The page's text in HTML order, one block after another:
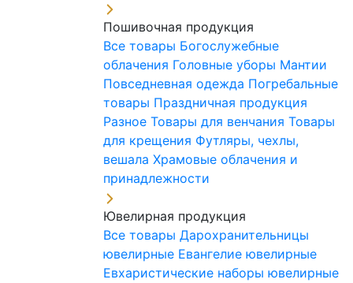
Пошивочная продукция
Все товары Богослужебные
облачения Головные уборы Мантии
Повседневная одежда Погребальные
товары Праздничная продукция
Разное Товары для венчания Товары
для крещения Футляры, чехлы,
вешала Храмовые облачения и
принадлежности
Ювелирная продукция
Все товары Дарохранительницы
ювелирные Евангелие ювелирные
Евхаристические наборы ювелирные